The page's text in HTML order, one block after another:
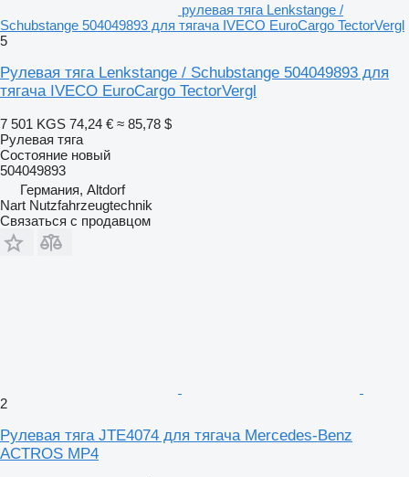
рулевая тяга Lenkstange /
Schubstange 504049893 для тягача IVECO EuroCargo TectorVergl
5
Рулевая тяга Lenkstange / Schubstange 504049893 для
тягача IVECO EuroCargo TectorVergl
7 501 KGS 74,24 € ≈ 85,78 $
Рулевая тяга
Состояние новый
504049893
Германия, Altdorf
Nart Nutzfahrzeugtechnik
Связаться с продавцом
2
Рулевая тяга JTE4074 для тягача Mercedes-Benz
ACTROS MP4